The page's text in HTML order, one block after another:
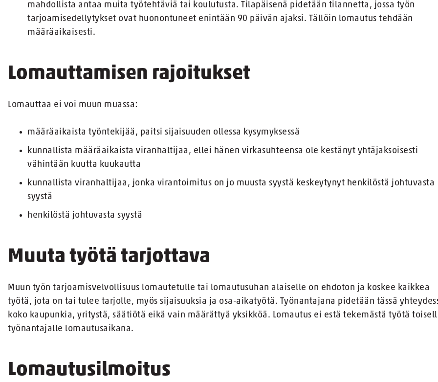
mahdollista antaa muita työtehtäviä tai koulutusta. Tilapäisenä pidetään tilannetta, jossa työn
tarjoamisedellytykset ovat huonontuneet enintään 90 päivän ajaksi. Tällöin lomautus tehdään
määräaikaisesti.
Lomauttamisen rajoitukset
Lomauttaa ei voi muun muassa:
määräaikaista työntekijää, paitsi sijaisuuden ollessa kysymyksessä
kunnallista määräaikaista viranhaltijaa, ellei hänen virkasuhteensa ole kestänyt yhtäjaksoisesti
vähintään kuutta kuukautta
kunnallista viranhaltijaa, jonka virantoimitus on jo muusta syystä keskeytynyt henkilöstä johtuvasta
syystä
henkilöstä johtuvasta syystä
Muuta työtä tarjottava
Muun työn tarjoamisvelvollisuus lomautetulle tai lomautusuhan alaiselle on ehdoton ja koskee kaikkea
työtä, jota on tai tulee tarjolle, myös sijaisuuksia ja osa-aikatyötä. Työnantajana pidetään tässä
koko kaupunkia, yritystä, säätiötä eikä vain määrättyä yksikköä. Lomautus ei estä tekemästä työtä
työnantajalle lomautusaikana.
Lomautusilmoitus